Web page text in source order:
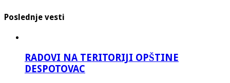
Poslednje vesti
RADOVI NA TERITORIJI OPŠTINE
DESPOTOVAC